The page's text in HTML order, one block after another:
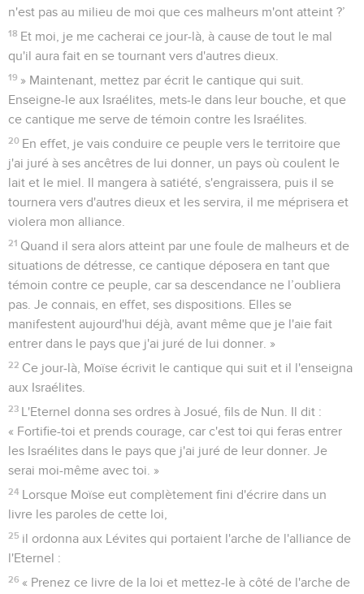
n'est pas au milieu de moi que ces malheurs m'ont atteint ?’
18 Et moi, je me cacherai ce jour-là, à cause de tout le mal
qu'il aura fait en se tournant vers d'autres dieux.
19 » Maintenant, mettez par écrit le cantique qui suit.
Enseigne-le aux Israélites, mets-le dans leur bouche, et que
ce cantique me serve de témoin contre les Israélites.
20 En effet, je vais conduire ce peuple vers le territoire que
j'ai juré à ses ancêtres de lui donner, un pays où coulent le
lait et le miel. Il mangera à satiété, s'engraissera, puis il se
tournera vers d'autres dieux et les servira, il me méprisera et
violera mon alliance.
21 Quand il sera alors atteint par une foule de malheurs et de
situations de détresse, ce cantique déposera en tant que
témoin contre ce peuple, car sa descendance ne l’oubliera
pas. Je connais, en effet, ses dispositions. Elles se
manifestent aujourd'hui déjà, avant même que je l'aie fait
entrer dans le pays que j'ai juré de lui donner. »
22 Ce jour-là, Moïse écrivit le cantique qui suit et il l'enseigna
aux Israélites.
23 L'Eternel donna ses ordres à Josué, fils de Nun. Il dit :
« Fortifie-toi et prends courage, car c'est toi qui feras entrer
les Israélites dans le pays que j'ai juré de leur donner. Je
serai moi-même avec toi. »
24 Lorsque Moïse eut complètement fini d'écrire dans un
livre les paroles de cette loi,
25 il ordonna aux Lévites qui portaient l'arche de l'alliance de
l'Eternel :
26 « Prenez ce livre de la loi et mettez-le à côté de l'arche de